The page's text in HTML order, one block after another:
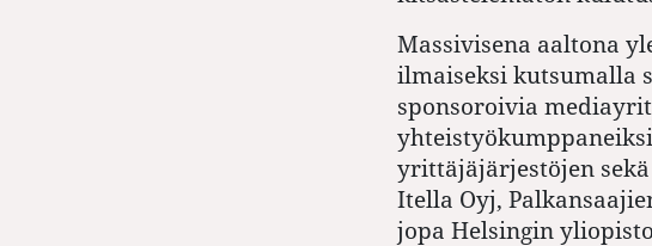
Massivisena aaltona
ilmaiseksi kutsumalla
sponsoroivia
yrittäjäjärjestöjen
Itella Oyj,
jopa Helsingin